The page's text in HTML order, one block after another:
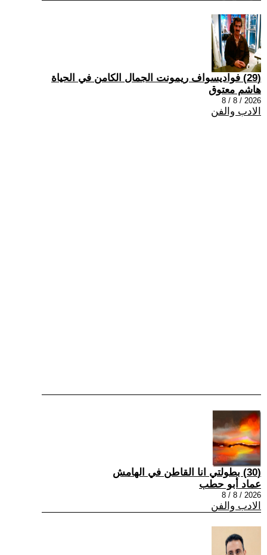
(29) فواديسواف ريمونت الجمال الكامن في الحياة
هاشم معتوق
2026 / 8 / 8
الادب والفن
(30) بطولتي انا القاطن في الهامش
عماد أبو حطب
2026 / 8 / 8
الادب والفن